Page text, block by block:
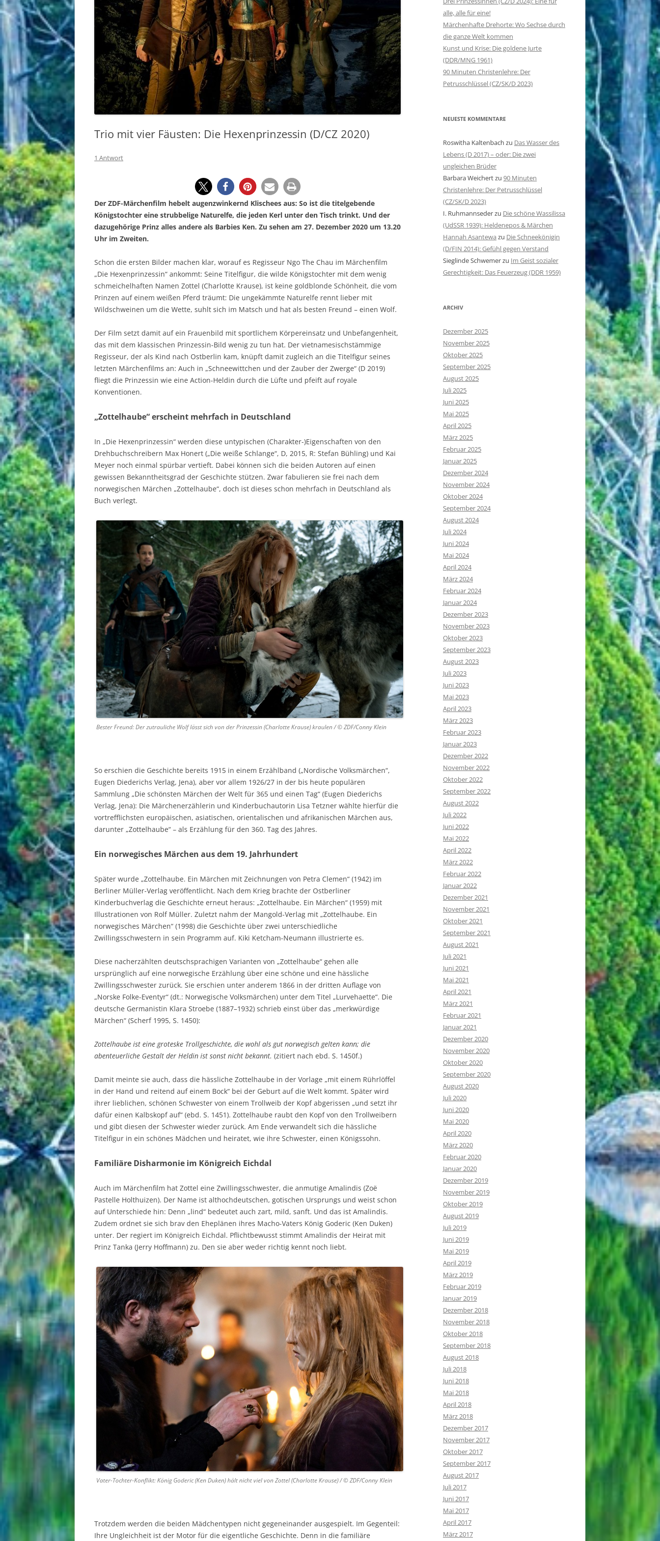
FRANKREICH
ITALIEN
RUMÄNIEN
ROTKÄPPCHEN IM DRITTEN REICH
Trio mit vier Fäusten: Die Hexenprinzessin (D/CZ 2020)
1 Antwort
Der ZDF-Märchenfilm hebelt augenzwinkernd Klischees aus: So ist die titelgebende
Königstochter eine strubbelige Naturelfe, die jeden Kerl unter den Tisch trinkt. Und der
dazugehörige Prinz alles andere als Barbies Ken. Zu sehen am 27. Dezember 2020 um 13.20
Uhr im Zweiten.
Schon die ersten Bilder machen klar, worauf es Regisseur Ngo The Chau im Märchenfilm
„Die Hexenprinzessin“ ankommt: Seine Titelfigur, die wilde Königstochter mit dem wenig
schmeichelhaften Namen Zottel (Charlotte Krause), ist keine goldblonde Schönheit, die vom
Prinzen auf einem weißen Pferd träumt: Die ungekämmte Naturelfe rennt lieber mit
Wildschweinen um die Wette, suhlt sich im Matsch und hat als besten Freund – einen Wolf.
Der Film setzt damit auf ein Frauenbild mit sportlichem Körpereinsatz und Unbefangenheit,
das mit dem klassischen Prinzessin-Bild wenig zu tun hat. Der vietnamesischstämmige
Regisseur, der als Kind nach Ostberlin kam, knüpft damit zugleich an die Titelfigur seines
letzten Märchenfilms an: Auch in „Schneewittchen und der Zauber der Zwerge“ (D 2019)
fliegt die Prinzessin wie eine Action-Heldin durch die Lüfte und pfeift auf royale
Konventionen.
„Zottelhaube“ erscheint mehrfach in Deutschland
In „Die Hexenprinzessin“ werden diese untypischen (Charakter-)Eigenschaften von den
Drehbuchschreibern Max Honert („Die weiße Schlange“, D, 2015, R: Stefan Bühling) und Kai
Meyer noch einmal spürbar vertieft. Dabei können sich die beiden Autoren auf einen
gewissen Bekanntheitsgrad der Geschichte stützen. Zwar fabulieren sie frei nach dem
norwegischen Märchen „Zottelhaube“, doch ist dieses schon mehrfach in Deutschland als
Buch verlegt.
Bester Freund: Der zutrauliche Wolf lässt sich von der Prinzessin (Charlotte Krause) kraulen / © ZDF/Conny Klein
So erschien die Geschichte bereits 1915 in einem Erzählband („Nordische Volksmärchen“,
Eugen Diederichs Verlag, Jena), aber vor allem 1926/27 in der bis heute populären
Sammlung „Die schönsten Märchen der Welt für 365 und einen Tag“ (Eugen Diederichs
Verlag, Jena): Die Märchenerzählerin und Kinderbuchautorin Lisa Tetzner wählte hierfür die
vortrefflichsten europäischen, asiatischen, orientalischen und afrikanischen Märchen aus,
darunter „Zottelhaube“ – als Erzählung für den 360. Tag des Jahres.
Ein norwegisches Märchen aus dem 19. Jahrhundert
Später wurde „Zottelhaube. Ein Märchen mit Zeichnungen von Petra Clemen“ (1942) im
Berliner Müller-Verlag veröffentlicht. Nach dem Krieg brachte der Ostberliner
Kinderbuchverlag die Geschichte erneut heraus: „Zottelhaube. Ein Märchen“ (1959) mit
Illustrationen von Rolf Müller. Zuletzt nahm der Mangold-Verlag mit „Zottelhaube. Ein
norwegisches Märchen“ (1998) die Geschichte über zwei unterschiedliche
Zwillingsschwestern in sein Programm auf. Kiki Ketcham-Neumann illustrierte es.
Diese nacherzählten deutschsprachigen Varianten von „Zottelhaube“ gehen alle
ursprünglich auf eine norwegische Erzählung über eine schöne und eine hässliche
Zwillingsschwester zurück. Sie erschien unter anderem 1866 in der dritten Auflage von
„Norske Folke-Eventyr“ (dt.: Norwegische Volksmärchen) unter dem Titel „Lurvehaette“. Die
deutsche Germanistin Klara Stroebe (1887–1932) schrieb einst über das „merkwürdige
Märchen“ (Scherf 1995, S. 1450):
Zottelhaube ist eine groteske Trollgeschichte, die wohl als gut norwegisch gelten kann; die
abenteuerliche Gestalt der Heldin ist sonst nicht bekannt. (zitiert nach ebd. S. 1450f.)
Damit meinte sie auch, dass die hässliche Zottelhaube in der Vorlage „mit einem Rührlöffel
in der Hand und reitend auf einem Bock“ bei der Geburt auf die Welt kommt. Später wird
ihrer lieblichen, schönen Schwester von einem Trollweib der Kopf abgerissen „und setzt ihr
dafür einen Kalbskopf auf“ (ebd. S. 1451). Zottelhaube raubt den Kopf von den Trollweibern
und gibt diesen der Schwester wieder zurück. Am Ende verwandelt sich die hässliche
Titelfigur in ein schönes Mädchen und heiratet, wie ihre Schwester, einen Königssohn.
Familiäre Disharmonie im Königreich Eichdal
Auch im Märchenfilm hat Zottel eine Zwillingsschwester, die anmutige Amalindis (Zoë
Pastelle Holthuizen). Der Name ist althochdeutschen, gotischen Ursprungs und weist schon
auf Unterschiede hin: Denn „lind“ bedeutet auch zart, mild, sanft. Und das ist Amalindis.
Zudem ordnet sie sich brav den Eheplänen ihres Macho-Vaters König Goderic (Ken Duken)
unter. Der regiert im Königreich Eichdal. Pflichtbewusst stimmt Amalindis der Heirat mit
Prinz Tanka (Jerry Hoffmann) zu. Den sie aber weder richtig kennt noch liebt.
Vater-Tochter-Konflikt: König Goderic (Ken Duken) hält nicht viel von Zottel (Charlotte Krause) / © ZDF/Conny Klein
Trotzdem werden die beiden Mädchentypen nicht gegeneinander ausgespielt. Im Gegenteil:
Ihre Ungleichheit ist der Motor für die eigentliche Geschichte. Denn in die familiäre
alle, alle für eine!
Märchenhafte Drehorte: Wo Sechse durch
die ganze Welt kommen
Kunst und Krise: Die goldene Jurte
(DDR/MNG 1961)
90 Minuten Christenlehre: Der
Petrusschlüssel (CZ/SK/D 2023)
NEUESTE KOMMENTARE
Roswitha Kaltenbach zu Das Wasser des
Lebens (D 2017) – oder: Die zwei
ungleichen Brüder
Barbara Weichertzu 90 Minuten
Christenlehre: Der Petrusschlüssel
(CZ/SK/D 2023)
I. Ruhmannsederzu Die schöne Wassilissa
(UdSSR 1939): Heldenepos & Märchen
Hannah Asantewa zu Die Schneekönigin
(D/FIN 2014): Gefühl gegen Verstand
Sieglinde Schwemerzu Im Geist sozialer
Gerechtigkeit: Das Feuerzeug (DDR 1959)
ARCHIV
Dezember 2025
November 2025
Oktober 2025
September 2025
August 2025
Juli 2025
Juni 2025
Mai 2025
April 2025
März 2025
Februar 2025
Januar 2025
Dezember 2024
November 2024
Oktober 2024
September 2024
August 2024
Juli 2024
Juni 2024
Mai 2024
April 2024
März 2024
Februar 2024
Januar 2024
Dezember 2023
November 2023
Oktober 2023
September 2023
August 2023
Juli 2023
Juni 2023
Mai 2023
April 2023
März 2023
Februar 2023
Januar 2023
Dezember 2022
November 2022
Oktober 2022
September 2022
August 2022
Juli 2022
Juni 2022
Mai 2022
April 2022
März 2022
Februar 2022
Januar 2022
Dezember 2021
November 2021
Oktober 2021
September 2021
August 2021
Juli 2021
Juni 2021
Mai 2021
April 2021
März 2021
Februar 2021
Januar 2021
Dezember 2020
November 2020
Oktober 2020
September 2020
August 2020
Juli 2020
Juni 2020
Mai 2020
April 2020
März 2020
Februar 2020
Januar 2020
Dezember 2019
November 2019
Oktober 2019
August 2019
Juli 2019
Juni 2019
Mai 2019
April 2019
März 2019
Februar 2019
Januar 2019
Dezember 2018
November 2018
Oktober 2018
September 2018
August 2018
Juli 2018
Juni 2018
Mai 2018
April 2018
März 2018
Dezember 2017
November 2017
Oktober 2017
September 2017
August 2017
Juli 2017
Juni 2017
Mai 2017
April 2017
März 2017